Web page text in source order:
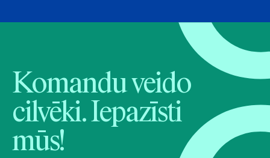
Komandu veido
cilvēki. Iepazīsti
mūs!